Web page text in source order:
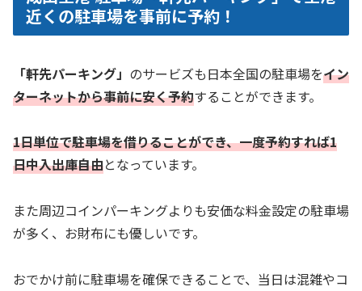
近くの駐車場を事前に予約！
「軒先パーキング」 のサービズも日本全国の駐車場をイン
ターネットから事前に安く予約することができます。
1日単位で駐車場を借りることができ、一度予約すれば1
日中入出庫自由となっています。
また周辺コインパーキングよりも安価な料金設定の駐車場
が多く、お財布にも優しいです。
おでかけ前に駐車場を確保できることで、当日は混雑やコ